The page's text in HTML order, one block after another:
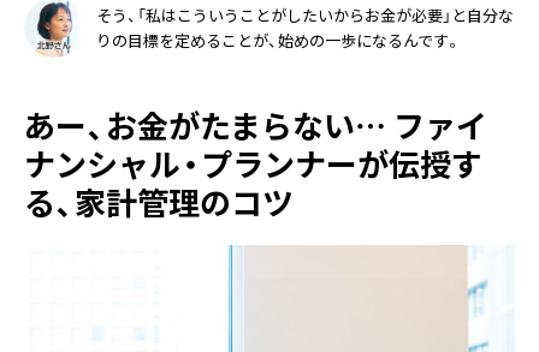
そう、「私はこういうことがしたいからお金が必要」と自分な
りの目標を定めることが、始めの一歩になるんです。
あー、お金がたまらない… ファイ
ナンシャル・プランナーが伝授す
る、家計管理のコツ